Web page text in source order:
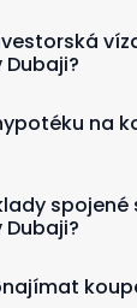
na
spojené